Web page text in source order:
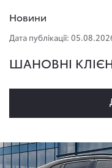
Новини
Дата публікації:
ШАНОВНІ